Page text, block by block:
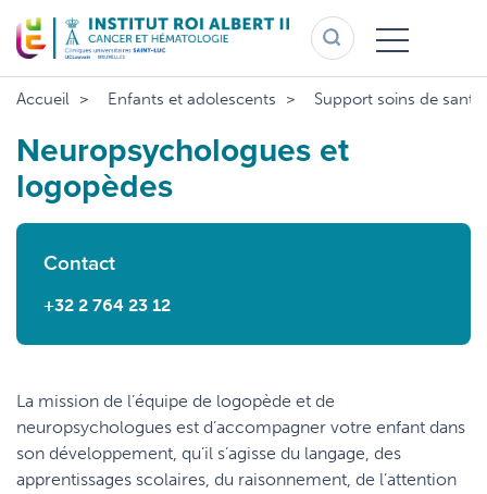
au
contenu
principal
Accueil Enfants et adolescents Support soins de santé
Neuropsychologues et
logopèdes
Contact
+32 2 764 23 12
La mission de l’équipe de logopède et de
neuropsychologues est d’accompagner votre enfant dans
son développement, qu’il s’agisse du langage, des
apprentissages scolaires, du raisonnement, de l’attention